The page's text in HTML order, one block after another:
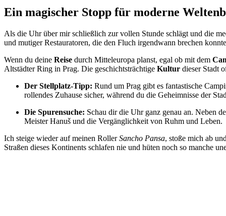
Ein magischer Stopp für moderne
Als die Uhr über mir schließlich zur vollen Stunde schlägt und die
und mutiger Restauratoren, die den Fluch irgendwann brechen
Wenn du deine Reise durch Mitteleuropa planst, egal ob mit dem
Altstädter Ring in Prag. Die geschichtsträchtige Kultur dieser Stadt
Der Stellplatz-Tipp: Rund um Prag gibt es fantastische
rollendes Zuhause sicher, während du die Geheimnisse der
Die Spurensuche: Schau dir die Uhr ganz genau an. Neben
Meister Hanuš und die Vergänglichkeit von Ruhm und Leben.
Ich steige wieder auf meinen RollerSancho Pansa, stoße mich ab
Straßen dieses Kontinents schlafen nie und hüten noch so manche